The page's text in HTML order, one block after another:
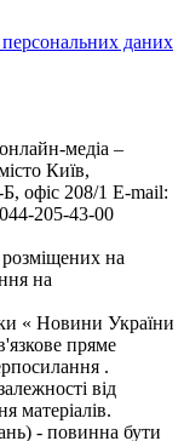
персональних даних
медіа –
Київ,
208/1 E-mail:
205-43-00
розміщених на
на
« Новини України
пряме
.
від
матеріалів.
- повинна бути